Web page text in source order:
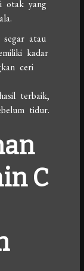
otak yang
segar atau
kadar
ceri
terbaik,
tidur.
C